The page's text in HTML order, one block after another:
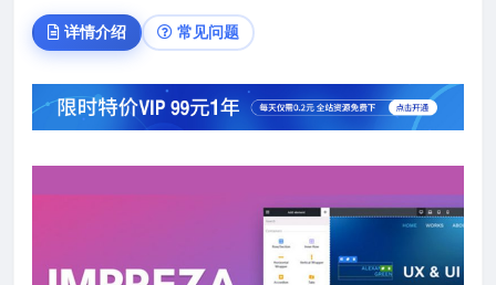
详情介绍 常见问题